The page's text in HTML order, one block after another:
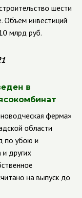
шести
Объем инвестиций
млрд руб.
в
ферма»
области
по убою и
и других
на выпуск до